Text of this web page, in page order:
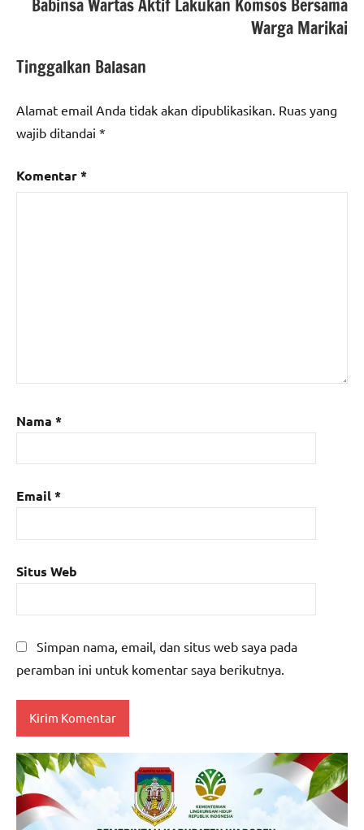
Babinsa Wartas Aktif Lakukan Komsos Bersama
Warga Marikai
Tinggalkan Balasan
Alamat email Anda tidak akan dipublikasikan. Ruas yang
wajib ditandai *
Komentar*
Nama *
Email*
Situs Web
Simpan nama, email, dan situs web saya pada
peramban ini untuk komentar saya berikutnya.